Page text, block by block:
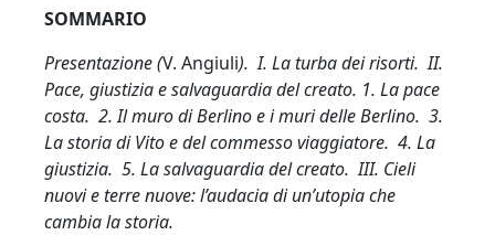
SOMMARIO
Presentazione (V. Angiuli). I. La turba dei risorti. II.
Pace, giustizia e salvaguardia del creato. 1. La pace
costa. 2. Il muro di Berlino e i muri delle Berlino. 3.
La storia di Vito e del commesso viaggiatore. 4. La
giustizia. 5. La salvaguardia del creato. III. Cieli
nuovi e terre nuove: l’audacia di un’utopia che
cambia la storia.